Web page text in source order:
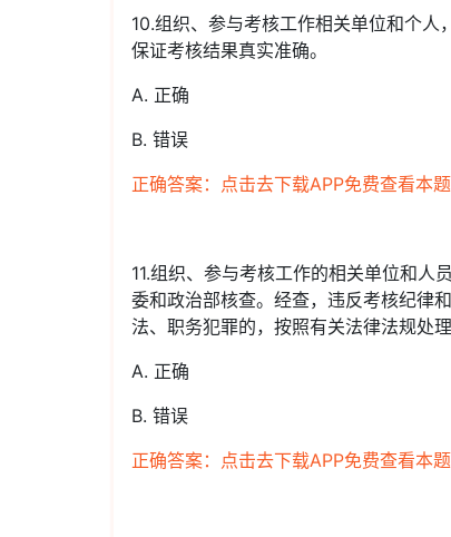
10.组织、参与考核工作相关单位和个人
保证考核结果真实准确。
A. 正确
B. 错误
正确答案：点击去下载APP免费查看本
11.组织、参与考核工作的相关单位和人
委和政治部核查。经查，违反考核纪律
法、职务犯罪的，按照有关法律法规处理
A. 正确
B. 错误
正确答案：点击去下载APP免费查看本